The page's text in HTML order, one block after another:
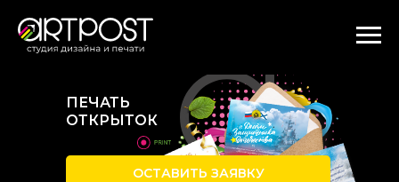
ПЕЧАТЬ
ОТКРЫТОК
ОСТАВИТЬ ЗАЯВКУ